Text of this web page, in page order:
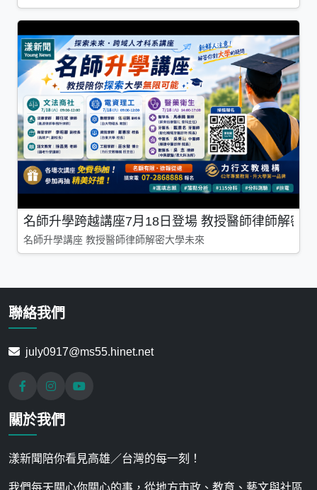
名師升學跨越講座7月18日登場 教授醫師律師解密
名師升學講座 教授醫師律師解密大學未來
聯絡我們
july0917@ms55.hinet.net
關於我們
漾新聞陪你看見高雄／台灣的每一刻！
我們每天關心你關心的事，從地方市政、教育、藝文與社區